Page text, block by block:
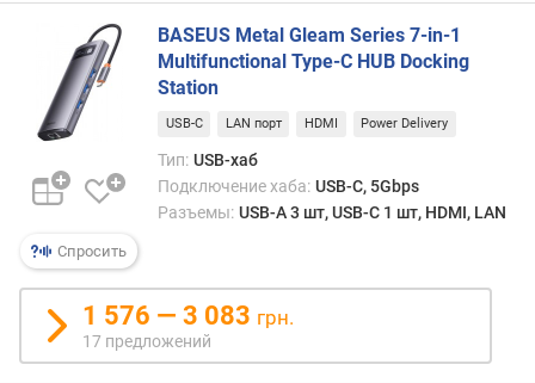
т
д
е
ш
е
в
х
к
д
о
р
о
Спросить
BASEUS Metal Gleam Series 7-in-1
Multifunctional Type-C HUB Docking
Station
USB-C LAN порт HDMI Power Delivery
Тип: USB-хаб
Подключение хаба: USB-C, 5Gbps
Разъемы: USB-A 3 шт, USB-C 1 шт, HDMI, LAN
1 576 — 3 083 грн.
17 предложений